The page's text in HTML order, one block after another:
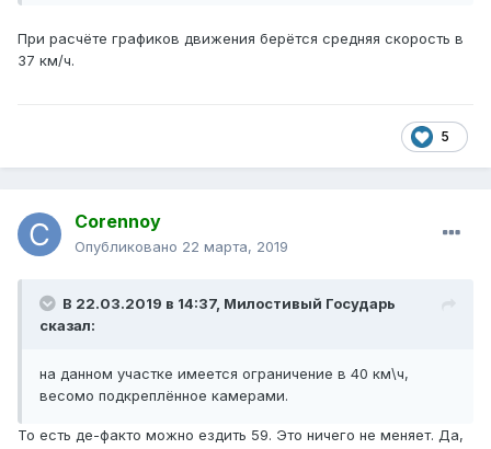
При расчёте графиков движения берётся средняя скорость в
37 км/ч.
5
Corennoy
Опубликовано 22 марта, 2019
В 22.03.2019 в 14:37, Милостивый Государь
сказал:
на данном участке имеется ограничение в 40 км\ч,
весомо подкреплённое камерами.
То есть де-факто можно ездить 59. Это ничего не меняет. Да,